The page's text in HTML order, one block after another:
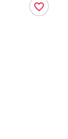
favorite_border